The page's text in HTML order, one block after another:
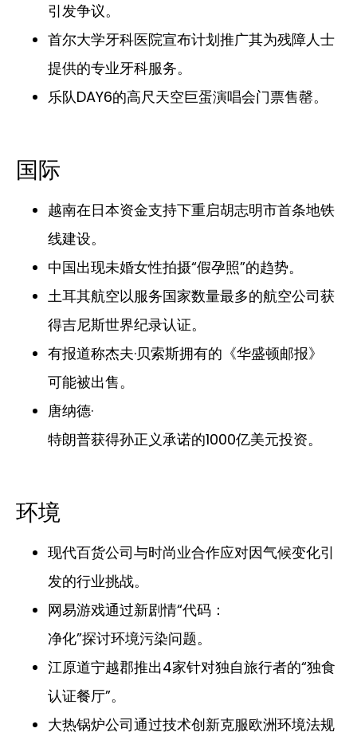
引发争议。
首尔大学牙科医院宣布计划推广其为残障人士
提供的专业牙科服务。
乐队DAY6的高尺天空巨蛋演唱会门票售罄。
国际
越南在日本资金支持下重启胡志明市首条地铁
线建设。
中国出现未婚女性拍摄“假孕照”的趋势。
土耳其航空以服务国家数量最多的航空公司获
得吉尼斯世界纪录认证。
有报道称杰夫·贝索斯拥有的《华盛顿邮报》
可能被出售。
唐纳德·
特朗普获得孙正义承诺的1000亿美元投资。
环境
现代百货公司与时尚业合作应对因气候变化引
发的行业挑战。
网易游戏通过新剧情“代码：
净化”探讨环境污染问题。
江原道宁越郡推出4家针对独自旅行者的“独食
认证餐厅”。
大热锅炉公司通过技术创新克服欧洲环境法规